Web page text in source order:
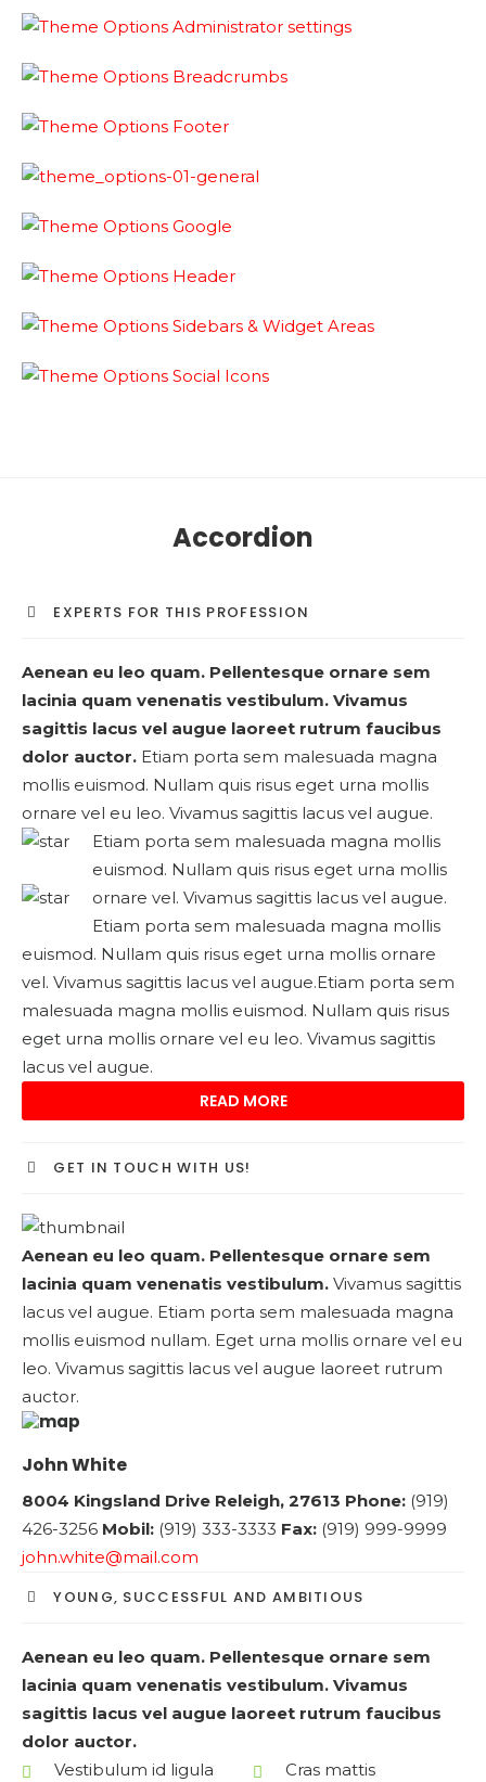
Accordion
EXPERTS FOR THIS PROFESSION
Aenean eu leo quam. Pellentesque ornare sem
lacinia quam venenatis vestibulum. Vivamus
sagittis lacus vel augue laoreet rutrum faucibus
dolor auctor. Etiam porta sem malesuada magna
mollis euismod. Nullam quis risus eget urna mollis
ornare vel eu leo. Vivamus sagittis lacus vel augue.
Etiam porta sem malesuada magna mollis
euismod. Nullam quis risus eget urna mollis
ornare vel. Vivamus sagittis lacus vel augue.
Etiam porta sem malesuada magna mollis
euismod. Nullam quis risus eget urna mollis ornare
vel. Vivamus sagittis lacus vel augue.Etiam porta sem
malesuada magna mollis euismod. Nullam quis risus
eget urna mollis ornare vel eu leo. Vivamus sagittis
lacus vel augue.
READ MORE
GET IN TOUCH WITH US!
Aenean eu leo quam. Pellentesque ornare sem
lacinia quam venenatis vestibulum. Vivamus sagittis
lacus vel augue. Etiam porta sem malesuada magna
mollis euismod nullam. Eget urna mollis ornare vel eu
leo. Vivamus sagittis lacus vel augue laoreet rutrum
auctor.
John White
8004 Kingsland Drive Releigh, 27613 Phone: (919)
426-3256 Mobil: (919) 333-3333 Fax: (919) 999-9999
john.white@mail.com
YOUNG, SUCCESSFUL AND AMBITIOUS
Aenean eu leo quam. Pellentesque ornare sem
lacinia quam venenatis vestibulum. Vivamus
sagittis lacus vel augue laoreet rutrum faucibus
dolor auctor.
Vestibulum id ligula
Cras mattis